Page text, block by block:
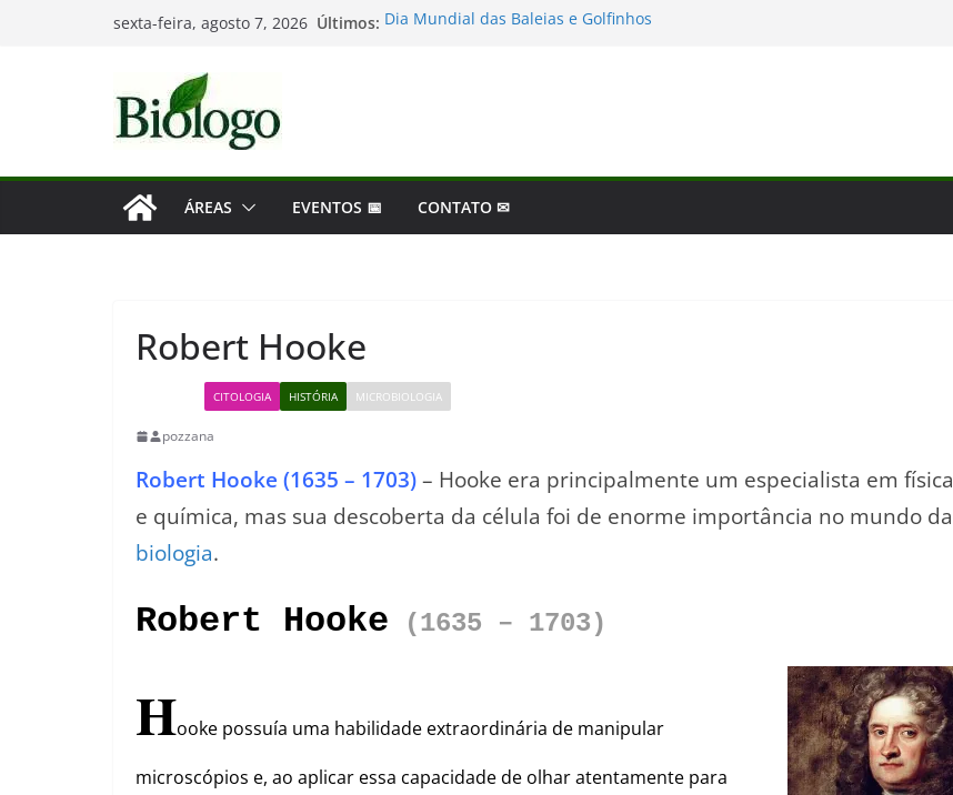
sexta-feira, agosto 7, 2026 Últimos: Dia Mundial das Baleias e Golfinhos
ÁREAS EVENTOS 📅 CONTATO ✉
Robert Hooke
CITOLOGIA HISTÓRIA MICROBIOLOGIA
pozzana
Robert Hooke (1635 – 1703) – Hooke era principalmente um especialista em física
e química, mas sua descoberta da célula foi de enorme importância no mundo da
biologia.
Robert Hooke (1635 – 1703)
Hooke possuía uma habilidade extraordinária de manipular
microscópios e, ao aplicar essa capacidade de olhar atentamente para